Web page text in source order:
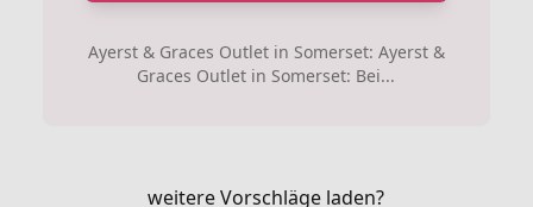
Ayerst & Graces Outlet in Somerset: Ayerst &
Graces Outlet in Somerset: Bei...
weitere Vorschläge laden?